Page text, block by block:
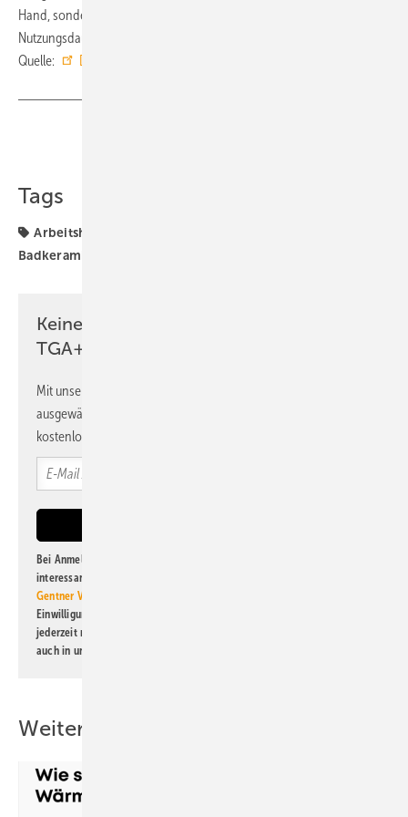
Hand, sondern begleitet seine Kund:innen über die gesamte
Nutzungsdauer. →
Quelle:
Duravit
Tags
Arbeitshilfe
Badkeramik
Keine Zeit? Kein Problem mit dem
TGA+E Newsletter!
Mit unserem Newsletter erhalten Sie regelmäßig von uns
ausgewählte Informationen und Neuigkeiten, gebündelt und
kostenlos direkt ins Postfach.
Bei Anmeldung zu diesem Newsletter bin ich damit einverstanden, über
interessante Verlags- und Online-Angebote
Gentner Verlag GmbH & Co. KG
Einwilligung kann ich jederzeit widerrufen und eine Abmeldung ist
jederzeit möglich. Informationen zum Umgang mit Daten finden Sie
auch in unserer
Weitere Inhalte